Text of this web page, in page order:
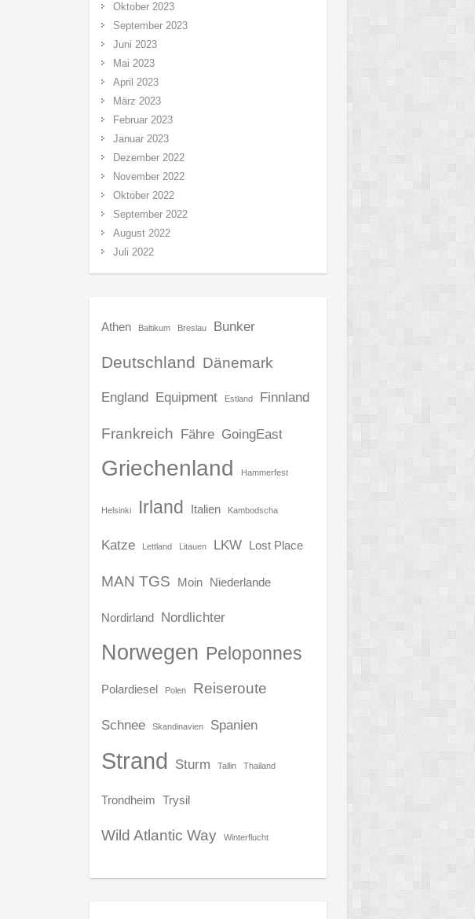
Oktober 2023
September 2023
Juni 2023
Mai 2023
April 2023
März 2023
Februar 2023
Januar 2023
Dezember 2022
November 2022
Oktober 2022
September 2022
August 2022
Juli 2022
Athen Baltikum Breslau Bunker
Deutschland Dänemark
England Equipment Estland Finnland
Frankreich Fähre GoingEast
Griechenland Hammerfest
Helsinki Irland Italien Kambodscha
Katze Lettland Litauen LKW Lost Place
MAN TGS Moin Niederlande
Nordirland Nordlichter
Norwegen Peloponnes
Polardiesel Polen Reiseroute
Schnee Skandinavien Spanien
Strand Sturm Tallin Thailand
Trondheim Trysil
Wild Atlantic Way Winterflucht